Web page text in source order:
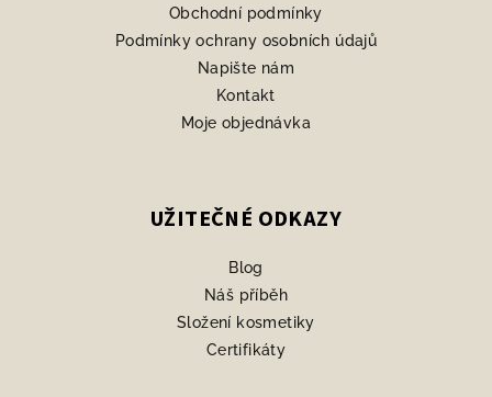
Obchodní podmínky
Podmínky ochrany osobních údajů
Napište nám
Kontakt
Moje objednávka
UŽITEČNÉ ODKAZY
Blog
Náš příběh
Složení kosmetiky
Certifikáty